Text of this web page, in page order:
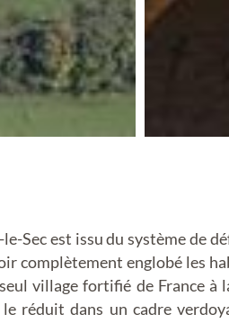
Sec est issu du système de
complètement englobé les
village fortifié de France à
réduit dans un cadre